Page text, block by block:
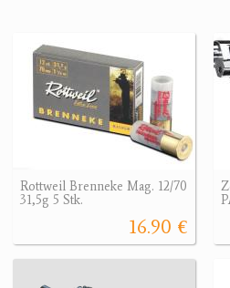
Rottweil Brenneke Mag. 12/70
31,5g 5 Stk.
16.90 €